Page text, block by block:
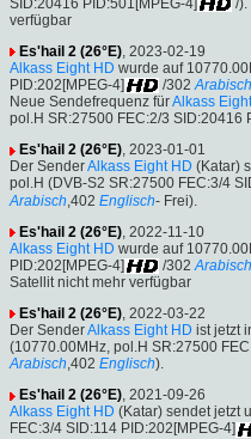
verfügbar
Es'hail 2 (26°E), 2023-02-19
Alkass Eight HD wurde auf
PID:202[MPEG-4]
/302 Arabisch
Neue Sendefrequenz fürAlkass
pol.H SR:27500 FEC:2/3 SID:20416
Es'hail 2 (26°E), 2023-01-01
Der SenderAlkass Eight HD (Katar)
pol.H (DVB-S2 SR:27500 FEC:3/4
Arabisch ,402 Englisch- Frei).
Es'hail 2 (26°E) , 2022-11-10
Alkass Eight HD wurde auf
PID:202[MPEG-4]
/302 Arabisch
Satellit nicht mehr verfügbar
Es'hail 2 (26°E), 2022-03-22
Der SenderAlkass Eight HD ist jetzt
(10770.00MHz, pol.H SR:27500
Arabisch,402 Englisch).
Es'hail 2 (26°E), 2021-09-26
Alkass Eight HD (Katar) sendet jetzt
FEC:3/4 SID:114 PID:202[MPEG-4]